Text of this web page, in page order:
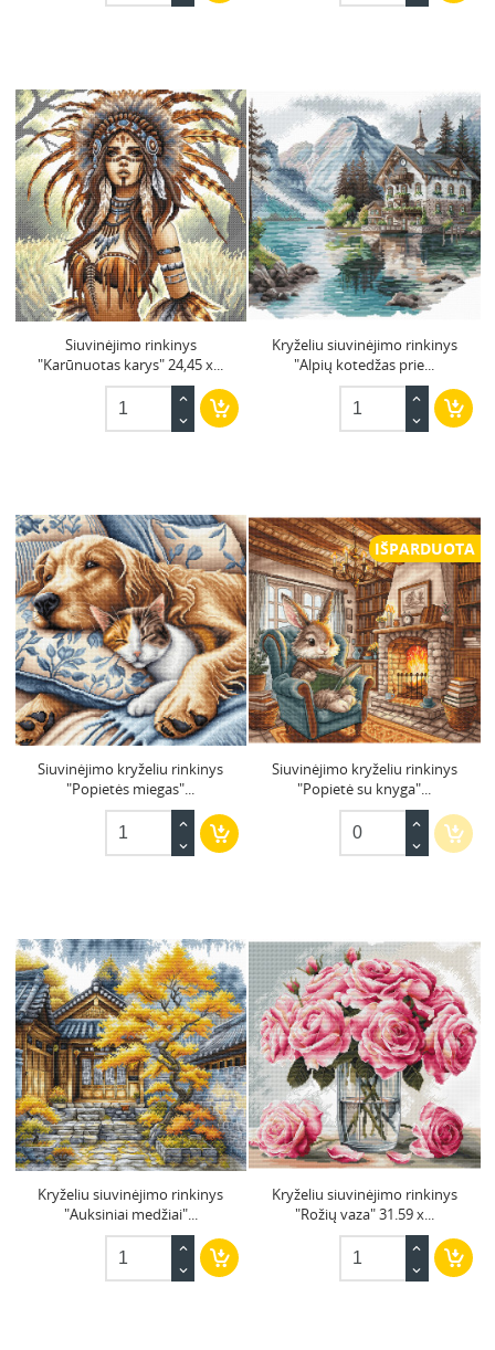
Siuvinėjimo rinkinys
"Karūnuotas karys" 24,45 x...
Kryželiu siuvinėjimo rinkinys
"Alpių kotedžas prie...
Siuvinėjimo kryželiu rinkinys
"Popietės miegas"...
IŠPARDUOTA
Siuvinėjimo kryželiu rinkinys
"Popietė su knyga"...
Kryželiu siuvinėjimo rinkinys
"Auksiniai medžiai"...
Kryželiu siuvinėjimo rinkinys
"Rožių vaza" 31.59 x...